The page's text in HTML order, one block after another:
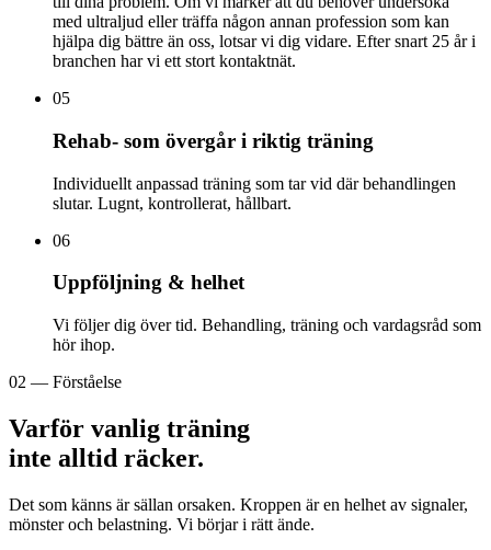
med ultraljud eller träffa någon annan profession som kan
hjälpa dig bättre än oss, lotsar vi dig vidare. Efter snart 25 år i
branchen har vi ett stort kontaktnät.
05
Rehab- som övergår i riktig träning
Individuellt anpassad träning som tar vid där behandlingen
slutar. Lugnt, kontrollerat, hållbart.
06
Uppföljning & helhet
Vi följer dig över tid. Behandling, träning och vardagsråd som
hör ihop.
02 — Förståelse
Varför vanlig träning
inte alltid räcker.
Det som känns är sällan orsaken. Kroppen är en helhet av signaler,
mönster och belastning. Vi börjar i rätt ände.